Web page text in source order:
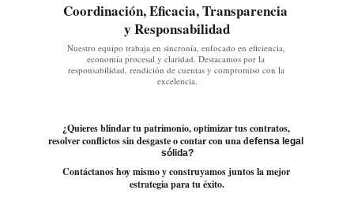
Coordinación, Eficacia, Transparencia
y Responsabilidad
Nuestro equipo trabaja en sincronía, enfocado en eficiencia,
economía procesal y claridad. Destacamos por la
responsabilidad, rendición de cuentas y compromiso con la
excelencia.
¿Quieres blindar tu patrimonio, optimizar tus contratos,
resolver conflictos sin desgaste o contar con una defensa legal
sólida?
Contáctanos hoy mismo y construyamos juntos la mejor
estrategia para tu éxito.